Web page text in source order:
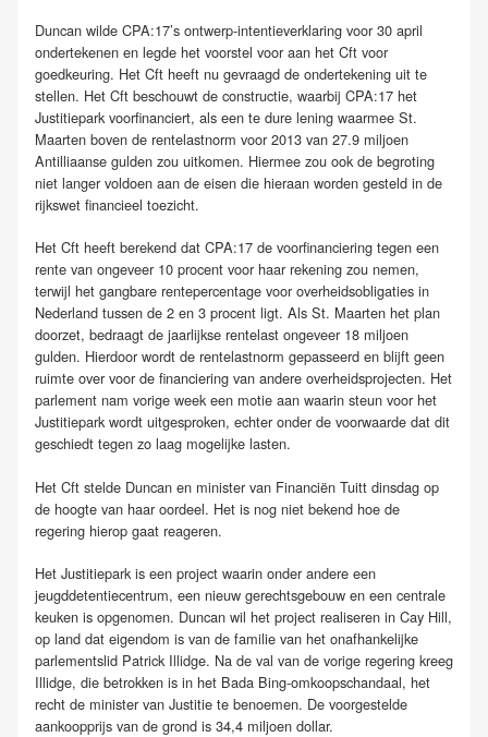
Duncan wilde CPA:17’s ontwerp-intentieverklaring voor 30 april
ondertekenen en legde het voorstel voor aan het Cft voor
goedkeuring. Het Cft heeft nu gevraagd de ondertekening uit te
stellen. Het Cft beschouwt de constructie, waarbij CPA:17 het
Justitiepark voorfinanciert, als een te dure lening waarmee St.
Maarten boven de rentelastnorm voor 2013 van 27.9 miljoen
Antilliaanse gulden zou uitkomen. Hiermee zou ook de begroting
niet langer voldoen aan de eisen die hieraan worden gesteld in de
rijkswet financieel toezicht.
Het Cft heeft berekend dat CPA:17 de voorfinanciering tegen een
rente van ongeveer 10 procent voor haar rekening zou nemen,
terwijl het gangbare rentepercentage voor overheidsobligaties in
Nederland tussen de 2 en 3 procent ligt. Als St. Maarten het plan
doorzet, bedraagt de jaarlijkse rentelast ongeveer 18 miljoen
gulden. Hierdoor wordt de rentelastnorm gepasseerd en blijft geen
ruimte over voor de financiering van andere overheidsprojecten. Het
parlement nam vorige week een motie aan waarin steun voor het
Justitiepark wordt uitgesproken, echter onder de voorwaarde dat dit
geschiedt tegen zo laag mogelijke lasten.
Het Cft stelde Duncan en minister van Financiën Tuitt dinsdag op
de hoogte van haar oordeel. Het is nog niet bekend hoe de
regering hierop gaat reageren.
Het Justitiepark is een project waarin onder andere een
jeugddetentiecentrum, een nieuw gerechtsgebouw en een centrale
keuken is opgenomen. Duncan wil het project realiseren in Cay Hill,
op land dat eigendom is van de familie van het onafhankelijke
parlementslid Patrick Illidge. Na de val van de vorige regering kreeg
Illidge, die betrokken is in het Bada Bing-omkoopschandaal, het
recht de minister van Justitie te benoemen. De voorgestelde
aankoopprijs van de grond is 34,4 miljoen dollar.